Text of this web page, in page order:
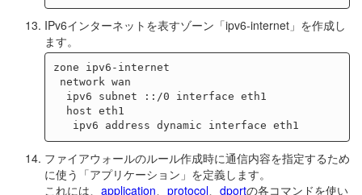
IPv6インターネットを表すゾーン「ipv6-internet」を作成し
ます。
zone ipv6-internet
ファイアウォールのルール作成時に通信内容を指定するため
に使う「アプリケーション」を定義します。
これには、 application protocol dportの各コマンドを使い